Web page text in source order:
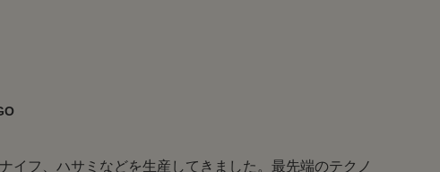
イフ、ハサミなどを生産してきました。最先端のテクノ